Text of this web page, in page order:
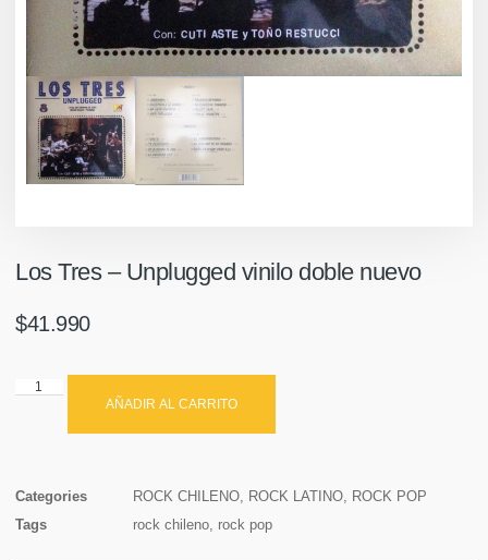
Los Tres ‎– Unplugged vinilo doble nuevo
$41.990
AÑADIR AL CARRITO
Categories ROCK CHILENO, ROCK LATINO, ROCK POP
Tags
rock chileno, rock pop